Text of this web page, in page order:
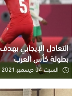
التعادل الإيجابي
بطولة كأس العرب
السبت 04 ديسمبر,2021